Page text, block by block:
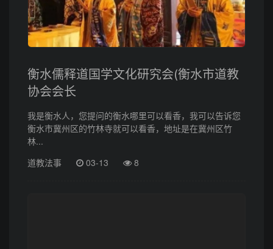
衡水儒释道国学文化研究会(衡水市道教
协会会长
我是衡水人，您提问的衡水哪里可以看香，我可以告诉您
衡水市冀州区的竹林寺就可以看香，地址是在冀州区竹
林...
道教法事
03-13 8